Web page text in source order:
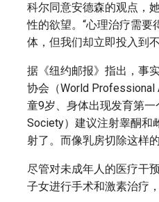
科尔同意安德森的观点，
性的欲望。“心理治疗需要
体，但我们却立即投入到
据《纽约邮报》指出，事
协会（World Professional
童9岁、身体出现发育第
Society）建议注射睾酮和
射了。而像乳房切除这样
尽管对未成年人的医疗干
子女进行手术和激素治疗